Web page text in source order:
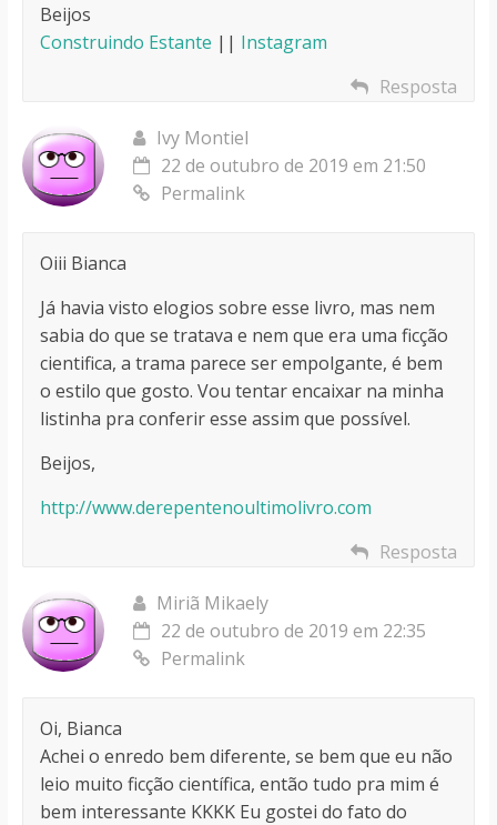
Beijos
Construindo Estante || Instagram
Resposta
Ivy Montiel
22 de outubro de 2019 em 21:50
Permalink
Oiii Bianca
Já havia visto elogios sobre esse livro, mas nem
sabia do que se tratava e nem que era uma ficção
cientifica, a trama parece ser empolgante, é bem
o estilo que gosto. Vou tentar encaixar na minha
listinha pra conferir esse assim que possível.
Beijos,
http://www.derepentenoultimolivro.com
Resposta
Miriã Mikaely
22 de outubro de 2019 em 22:35
Permalink
Oi, Bianca
Achei o enredo bem diferente, se bem que eu não
leio muito ficção científica, então tudo pra mim é
bem interessante KKKK Eu gostei do fato do